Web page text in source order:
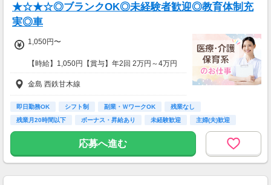
★☆★☆◎ブランクOK◎未経験者歓迎◎教育体制充
実◎車
1,050円〜
【時給】1,050円【賞与】年2回 2万円～4万円
（前年度実績）
✅️経験・能力・スキル・所有資格により加算あ
り
金島 西鉄甘木線
即日勤務OK シフト制 副業・ＷワークOK
残業なし
残業月20時間以下
ボーナス・昇給あり 未経験歓迎
主婦(夫)歓迎
経験者歓迎
応募へ進む